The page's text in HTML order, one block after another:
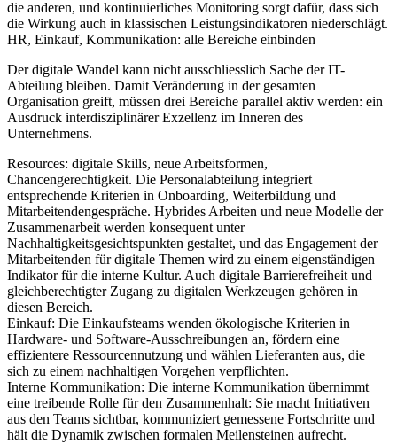
die anderen, und kontinuierliches Monitoring sorgt dafür, dass sich
die Wirkung auch in klassischen Leistungsindikatoren niederschlägt.
HR, Einkauf, Kommunikation: alle Bereiche einbinden
Der digitale Wandel kann nicht ausschliesslich Sache der IT-
Abteilung bleiben. Damit Veränderung in der gesamten
Organisation greift, müssen drei Bereiche parallel aktiv werden: ein
Ausdruck interdisziplinärer Exzellenz im Inneren des
Unternehmens.
Resources: digitale Skills, neue Arbeitsformen,
Chancengerechtigkeit. Die Personalabteilung integriert
entsprechende Kriterien in Onboarding, Weiterbildung und
Mitarbeitendengespräche. Hybrides Arbeiten und neue Modelle der
Zusammenarbeit werden konsequent unter
Nachhaltigkeitsgesichtspunkten gestaltet, und das Engagement der
Mitarbeitenden für digitale Themen wird zu einem eigenständigen
Indikator für die interne Kultur. Auch digitale Barrierefreiheit und
gleichberechtigter Zugang zu digitalen Werkzeugen gehören in
diesen Bereich.
Einkauf: Die Einkaufsteams wenden ökologische Kriterien in
Hardware- und Software-Ausschreibungen an, fördern eine
effizientere Ressourcennutzung und wählen Lieferanten aus, die
sich zu einem nachhaltigen Vorgehen verpflichten.
Interne Kommunikation: Die interne Kommunikation übernimmt
eine treibende Rolle für den Zusammenhalt: Sie macht Initiativen
aus den Teams sichtbar, kommuniziert gemessene Fortschritte und
hält die Dynamik zwischen formalen Meilensteinen aufrecht.